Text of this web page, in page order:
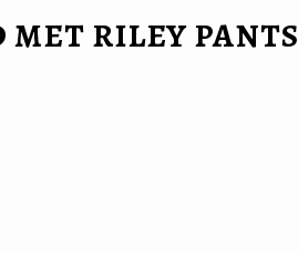
RILEY PANTS